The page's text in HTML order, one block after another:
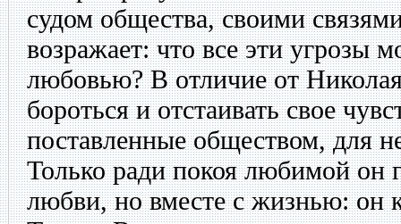
судом общества, своими
возражает: что все эти угрозы
любовью? В отличие от
бороться и отстаивать свое
поставленные обществом, для
Только ради покоя любимой он
любви, но вместе с жизнью: он